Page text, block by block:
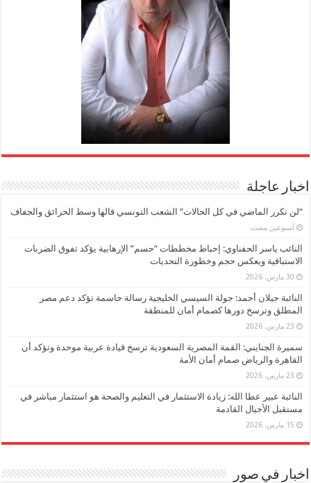
اخبار عاجلة
“لن نكرر الماضي في كل الحالات” الشعب التونسي قالها وسط الحرائق والجفاف
‏أسبوعين مضت
النائب ياسر الحفناوي: إحباط مخططات “حسم” الإرهابية يؤكد تفوق الضربات
الاستباقية ويعكس حجم وخطورة التحديات
30 مارس، 2026
النائبة جيلان أحمد: جولة السيسي الخليجية رسالة حاسمة تؤكد دعم مصر
المطلق وترسخ دورها كصمام أمان للمنطقة
23 مارس، 2026
سميرة الجنايني: القمة المصرية السعودية ترسخ قيادة عربية موحدة وتؤكد أن
القاهرة والرياض صمام أمان الأمة
23 مارس، 2026
النائبة عبير عطا الله: زيادة الاستثمار في التعليم والصحة هو استثمار مباشر في
مستقبل الأجيال القادمة
15 مارس، 2026
اخبار في صور